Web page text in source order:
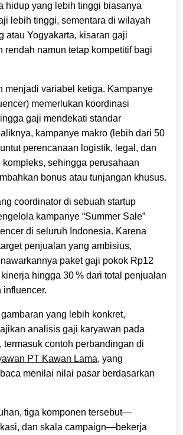
hidup yang lebih tinggi biasanya
lebih tinggi, sementara di wilayah
atau Yogyakarta, kisaran gaji
rendah namun tetap kompetitif bagi
menjadi variabel ketiga. Kampanye
memerlukan koordinasi
gaji mendekati standar
kampanye makro (lebih dari 50
perencanaan logistik, legal, dan
kompleks, sehingga perusahaan
bonus atau tunjangan khusus.
coordinator di sebuah startup
kampanye “Summer Sale”
di seluruh Indonesia. Karena
penjualan yang ambisius,
paket gaji pokok Rp12
hingga 30 % dari total penjualan
influencer.
yang lebih konkret,
analisis gaji karyawan pada
termasuk contoh perbandingan di
PT Kawan Lama, yang
menilai nilai pasar berdasarkan
tiga komponen tersebut—
dan skala campaign—bekerja